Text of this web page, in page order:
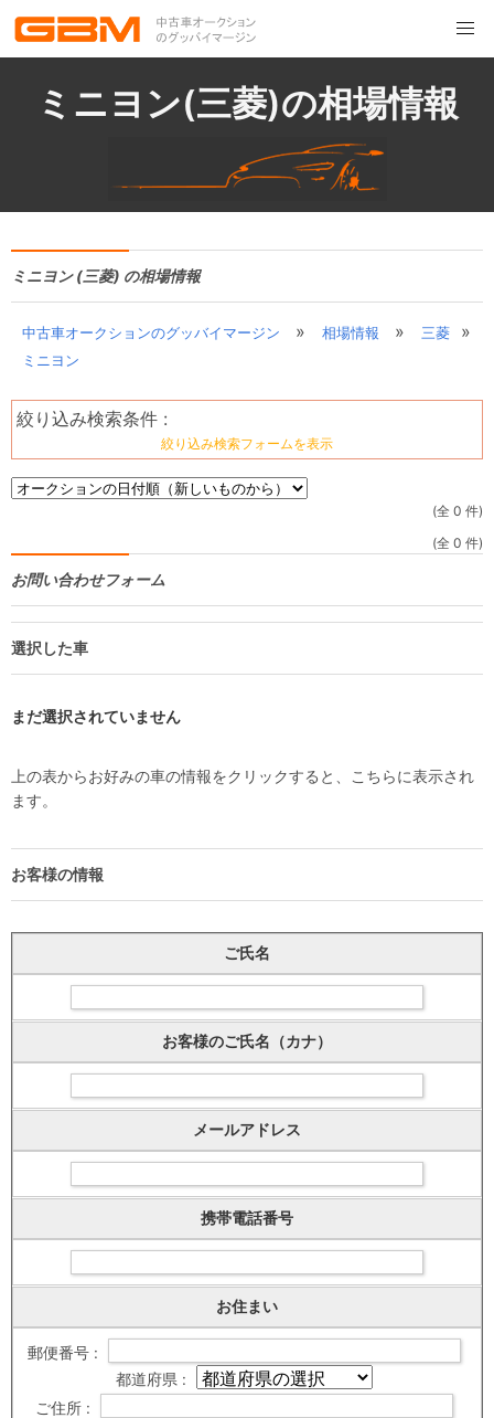
ミニヨン(三菱)の相場情報
ミニヨン (三菱) の相場情報
中古車オークションのグッバイマージン » 相場情報 » 三菱 »
ミニヨン
絞り込み検索条件 :
絞り込み検索フォームを表示
(全 0 件)
(全 0 件)
お問い合わせフォーム
選択した車
まだ選択されていません
上の表からお好みの車の情報をクリックすると、こちらに表示され
ます。
お客様の情報
ご氏名
お客様のご氏名（カナ）
メールアドレス
携帯電話番号
お住まい
郵便番号 :
都道府県 :
ご住所 :